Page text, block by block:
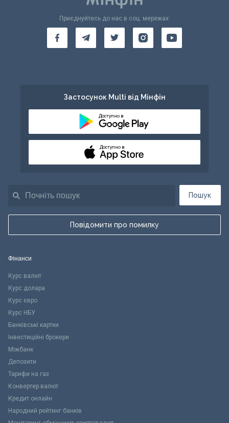
Пошук
Повідомити про помилку
Приєднуйтесь до нас в соц. мережах:
Застосунок Multi від Мінфін
Доступно в
Доступно в
Фінанси
Курс валют
Курс долара
Курс євро
Курс НБУ
Банківські картки
Інвестиційні брокери
Міжбанк
Депозити
Тарифи на газ
Конвертер валют
Кредит онлайн
Народний рейтинг банків